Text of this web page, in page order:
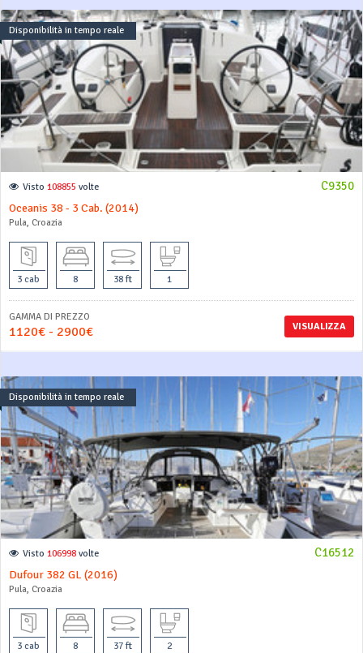
Disponibilità in tempo reale
C9350
Visto 108855 volte
Oceanis 38 - 3 Cab. (2014)
Pula, Croazia
3 cab 8 38 ft 1
VISUALIZZA
GAMMA DI PREZZO
1120€ - 2900€
Disponibilità in tempo reale
C16512
Visto 106998 volte
Dufour 382 GL (2016)
Pula, Croazia
3 cab 8 37 ft 2